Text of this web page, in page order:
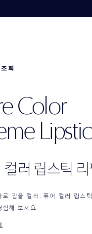
글로우 립스틱 케이스)
회
공식몰 쇼핑혜택
공식몰 쇼핑혜택
칼리's 초이스
영상 보기
Color
컬러 립스틱 리
로 잡을 컬러, 퓨어 컬러 립스
험해 보세요